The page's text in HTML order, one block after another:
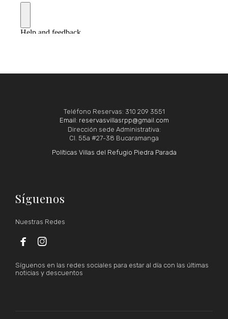
Teléfono Reservas: 310 209 3551
Email: reservasvillasrpp@gmail.com
Dirección sede Administrativa:
Cl. 55a #27-38 Bucaramanga
Políticas Villas del Refugio Piedra Parada
Síguenos
Nuestras Redes
 
Síguenos en las redes sociales para estar al día con las últimas
noticias y descuentos